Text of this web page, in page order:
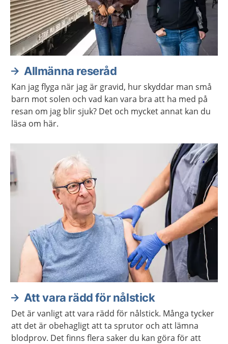
Allmänna reseråd
Kan jag flyga när jag är gravid, hur skyddar man små
barn mot solen och vad kan vara bra att ha med på
resan om jag blir sjuk? Det och mycket annat kan du
läsa om här.
Att vara rädd för nålstick
Det är vanligt att vara rädd för nålstick. Många tycker
att det är obehagligt att ta sprutor och att lämna
blodprov. Det finns flera saker du kan göra för att